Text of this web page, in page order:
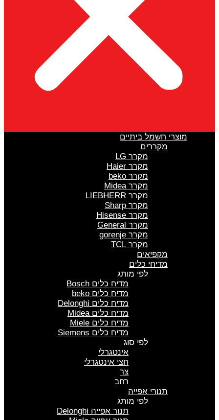
מוצרי חשמל ביתיים
מקררים
מקרר LG
מקרר Haier
מקרר beko
מקרר Midea
מקרר LIEBHERR
מקרר Sharp
מקרר Hisense
מקרר General
מקרר gorenje
מקרר TCL
מקפיאים
מדיחי כלים
לפי מותג
מדיח כלים Bosch
מדיח כלים beko
מדיח כלים Delonghi
מדיח כלים Midea
מדיח כלים Miele
מדיח כלים Siemens
לפי סוג
אינטגרלי
חצי אינטגרלי
צר
רחב
תנורי אפייה
לפי מותג
תנור אפייה Delonghi